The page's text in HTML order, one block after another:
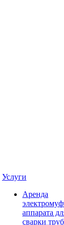
Услуги
Аренда
аппарата
сварки